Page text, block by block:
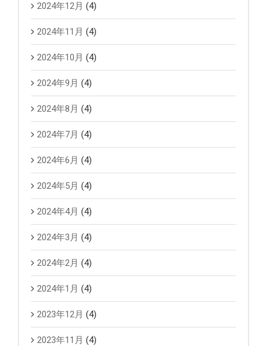
2024年12月 (4)
2024年11月 (4)
2024年10月 (4)
2024年9月 (4)
2024年8月 (4)
2024年7月 (4)
2024年6月 (4)
2024年5月 (4)
2024年4月 (4)
2024年3月 (4)
2024年2月 (4)
2024年1月 (4)
2023年12月 (4)
2023年11月 (4)